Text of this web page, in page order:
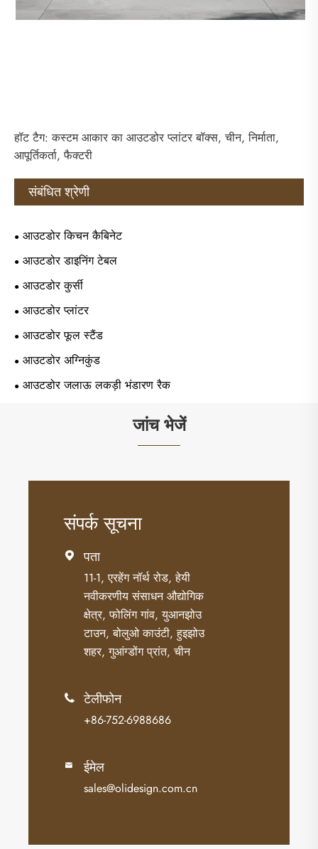
हॉट टैग: कस्टम आकार का आउटडोर प्लांटर बॉक्स, चीन, निर्माता,
आपूर्तिकर्ता, फैक्टरी
संबंधित श्रेणी
आउटडोर किचन कैबिनेट
आउटडोर डाइनिंग टेबल
आउटडोर कुर्सी
आउटडोर प्लांटर
आउटडोर फूल स्टैंड
आउटडोर अग्निकुंड
आउटडोर जलाऊ लकड़ी भंडारण रैक
जांच भेजें
संपर्क सूचना
 पता
11-1, एरहेंग नॉर्थ रोड, हेयी
नवीकरणीय संसाधन औद्योगिक
क्षेत्र, फोलिंग गांव, युआनझोउ
टाउन, बोलुओ काउंटी, हुइझोउ
शहर, गुआंग्डोंग प्रांत, चीन
 टेलीफोन
+86-752-6988686
 ईमेल
sales@olidesign.com.cn